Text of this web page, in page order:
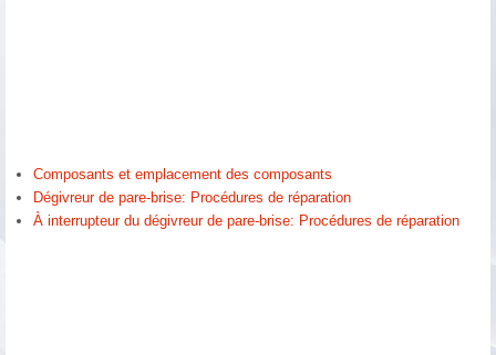
Composants et emplacement des composants
Dégivreur de pare-brise: Procédures de réparation
À interrupteur du dégivreur de pare-brise: Procédures de réparation